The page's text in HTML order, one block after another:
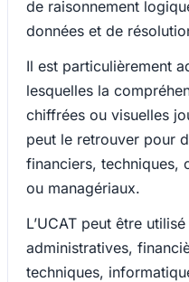
de raisonnement
données et de
Il est particulièrement
lesquelles la
chiffrées ou visuelles
peut le retrouver pour
financiers, techniques,
ou managériaux.
L’UCAT peut être
administratives,
techniques,